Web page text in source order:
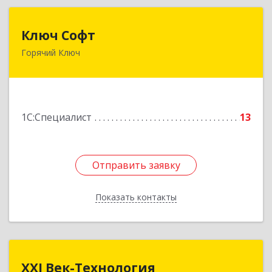
Ключ Софт
Горячий Ключ
1С:Специалист 13
Отправить заявку
Показать контакты
353287, Краснодарский край, Горячий Ключ г,
Отправить заявку
Назад
XXI Век-Технология